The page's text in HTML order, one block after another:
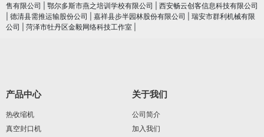
售有限公司
鄂尔多斯市燕之培训学校有限公司
西安畅云创客信息科技有限公司
德清县需推运输股份公司 嘉祥县步半园林股份有限公司
瑞安市群利机械有限
公司
菏泽市牡丹区金毅网络科技工作室
产品中心
热收缩机
真空封口机
关于我们
公司简介
加入我们